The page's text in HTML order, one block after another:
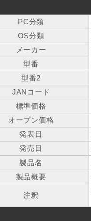
PC分類
OS分類
メーカー
型番
型番2
JANコード
標準価格
オープン価格
発表日
発売日
製品名
製品概要
注釈